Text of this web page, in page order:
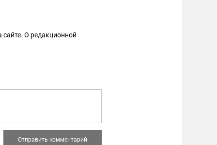
сайте. О редакционной